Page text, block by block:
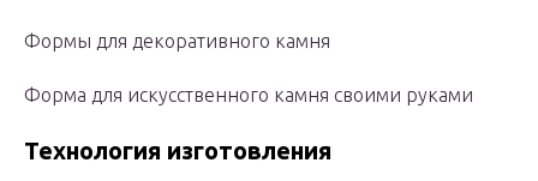
Формы для декоративного камня
Форма для искусственного камня своими руками
Технология изготовления